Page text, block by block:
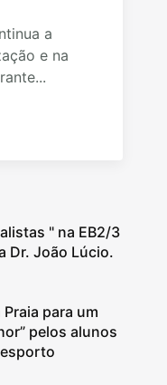
a
e na
" na EB2/3
Dr. João Lúcio.
Praia para um
pelos alunos